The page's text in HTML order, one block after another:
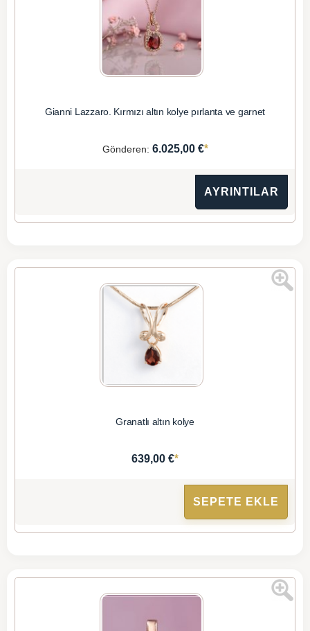
Gianni Lazzaro. Kırmızı altın kolye pırlanta ve garnet
Gönderen: 6.025,00 €*
AYRINTILAR
Granatlı altın kolye
639,00 €*
SEPETE EKLE